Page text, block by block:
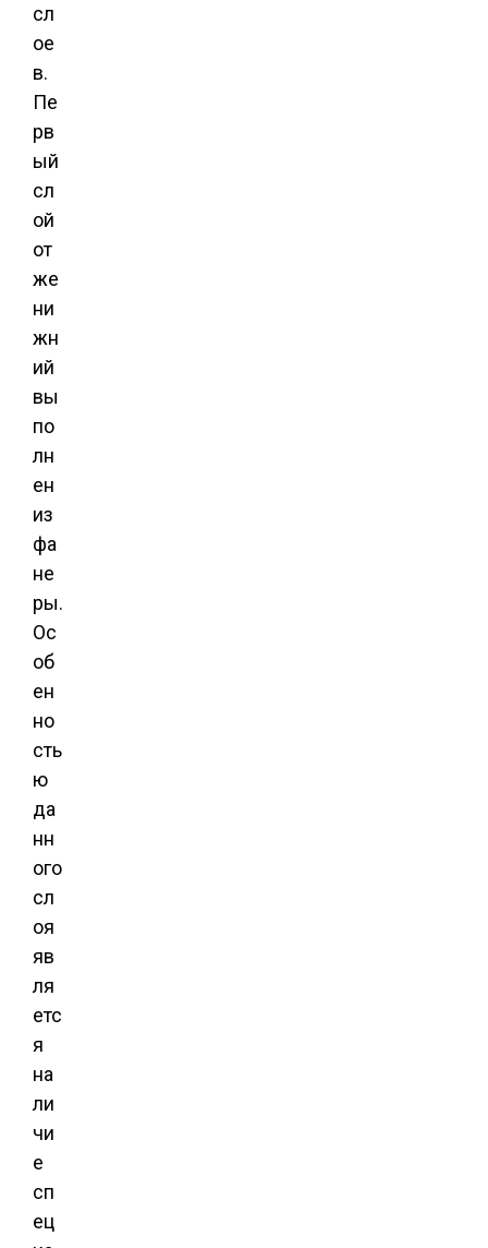
сл
ое
в.
Пе
рв
ый
сл
ой
от
же
ни
жн
ий
вы
по
лн
ен
из
фа
не
ры.
Ос
об
ен
но
сть
ю
да
нн
ого
сл
оя
яв
ля
етс
я
на
ли
чи
е
сп
ец